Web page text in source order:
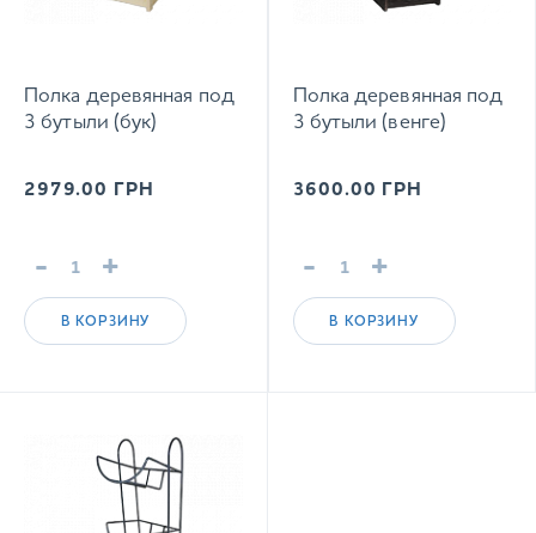
Полка деревянная под
3 бутыли (бук)
2979.00 ГРН
- +
В КОРЗИНУ
Полка деревянная под
3 бутыли (венге)
3600.00 ГРН
- +
В КОРЗИНУ